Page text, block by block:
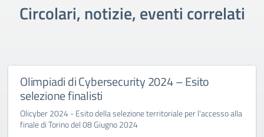
Circolari, notizie, eventi correlati
Olimpiadi di Cybersecurity 2024 – Esito
selezione finalisti
Olicyber 2024 - Esito della selezione territoriale per l'accesso alla
finale di Torino del 08 Giugno 2024